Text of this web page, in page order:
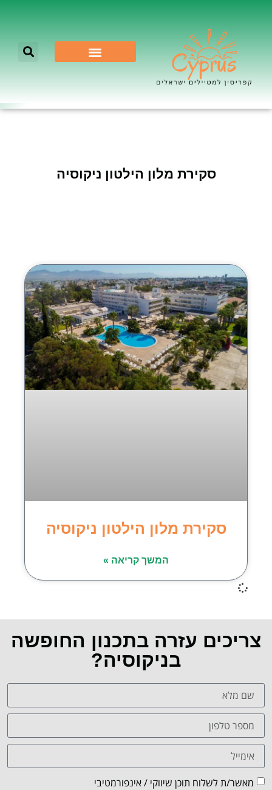
סקירת מלון הילטון ניקוסיה
סקירת מלון הילטון ניקוסיה
המשך קריאה »
צריכים עזרה בתכנון החופשה
בניקוסיה?
מאשר/ת לשלוח תוכן שיווקי / אינפורמטיבי